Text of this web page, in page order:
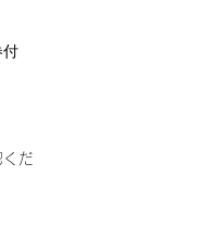
付
だ